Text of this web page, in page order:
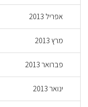
אפריל 2013
מרץ 2013
פברואר 2013
ינואר 2013